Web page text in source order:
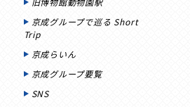
京成グループで巡る Short
Trip
京成らいん
京成グループ要覧
SNS